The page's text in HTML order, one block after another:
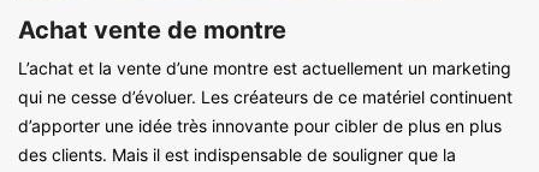
Achat vente de montre
L’achat et la vente d’une montre est actuellement un marketing
qui ne cesse d’évoluer. Les créateurs de ce matériel continuent
d’apporter une idée très innovante pour cibler de plus en plus
des clients. Mais il est indispensable de souligner que la